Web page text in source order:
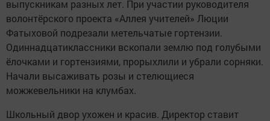
выпускникам разных лет. При участии руководителя
волонтёрского проекта «Аллея учителей» Люции
Фатыховой подрезали метельчатые гортензии.
Одиннадцатиклассники вскопали землю под голубыми
ёлочками и гортензиями, прорыхлили и убрали сорняки.
Начали высаживать розы и стелющиеся
можжевельники на клумбах.
Школьный двор ухожен и красив. Директор ставит